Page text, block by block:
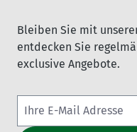
Bleiben Sie mit
entdecken Sie
exclusive Angebote.